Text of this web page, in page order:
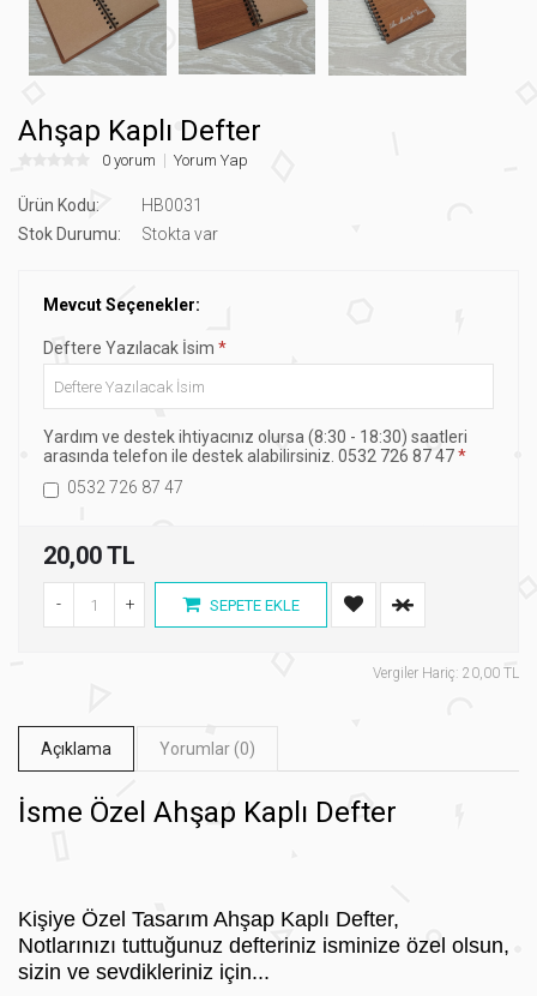
Ahşap Kaplı Defter
0 yorum Yorum Yap
Ürün Kodu:
HB0031
Stok Durumu:
Stokta var
Mevcut Seçenekler:
Deftere Yazılacak İsim
Yardım ve destek ihtiyacınız olursa (8:30 - 18:30) saatleri
arasında telefon ile destek alabilirsiniz. 0532 726 87 47
0532 726 87 47
20,00 TL
- + SEPETE EKLE
Vergiler Hariç: 20,00 TL
Açıklama Yorumlar (0)
İsme Özel Ahşap Kaplı Defter
Kişiye Özel Tasarım Ahşap Kaplı Defter,
Notlarınızı tuttuğunuz defteriniz isminize özel olsun,
sizin ve sevdikleriniz için...